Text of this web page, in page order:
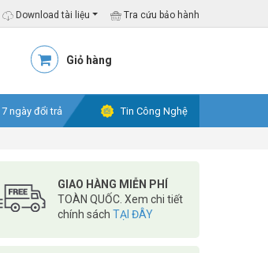
Download tài liệu Tra cứu bảo hành
Giỏ hàng
7 ngày đổi trả Tin Công Nghệ
GIAO HÀNG MIỄN PHÍ
TOÀN QUỐC. Xem chi tiết
chính sách TẠI ĐÂY